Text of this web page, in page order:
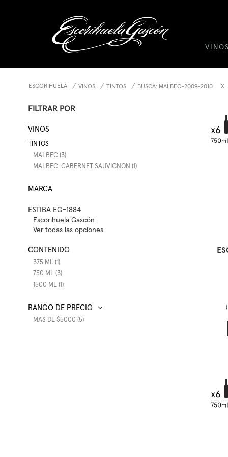
ESCORIHUELA VINOS TINTOS BUSCA: MALBEC-2009-2010 X
FILTRAR POR
VINOS
TINTOS
MALBEC (3)
MALBEC-CABERNET SAUVIGNON (1)
MARCA
ESTIBA EG-1884
Escorihuela Gascón
Ver todas las opciones
CONTENIDO
375 ML (1)
750 ML (3)
1500 ML (1)
RANGO DE PRECIO
MAS DE $5000 (5)